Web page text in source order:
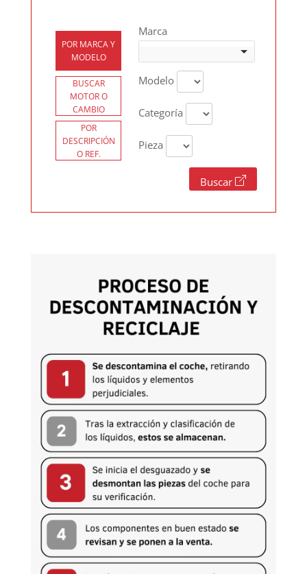
POR MARCA Y
MODELO
BUSCAR
MOTOR O
CAMBIO
POR
DESCRIPCIÓN
O REF.
Marca
Modelo
Categoría
Pieza
Buscar